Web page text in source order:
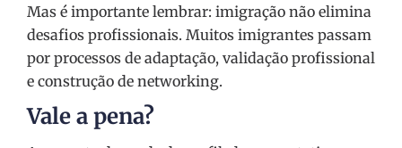
Mas é importante lembrar: imigração não elimina
desafios profissionais. Muitos imigrantes passam
por processos de adaptação, validação profissional
e construção de networking.
Vale a pena?